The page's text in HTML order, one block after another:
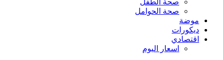
صحة الطفل
صحة الحوامل
موضة
ديكورات
اقتصادي
اسعار اليوم